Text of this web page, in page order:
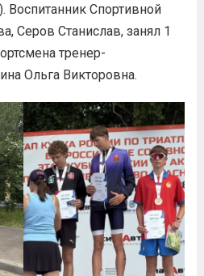
Воспитанник Спортивной
Серов Станислав, занял 1
тренер-
Ольга Викторовна.